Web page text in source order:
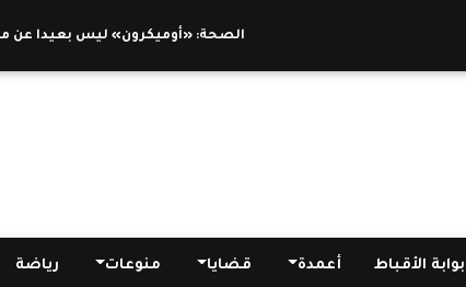
الصحة: «أوميكرون» ليس بعيدا عن مصر..
بوابة الأقباط أعمدة قضايا منوعات رياضة